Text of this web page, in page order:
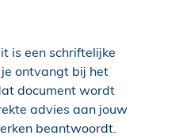
is een schriftelijke
ontvangt bij het
document wordt
advies aan jouw
beantwoordt.